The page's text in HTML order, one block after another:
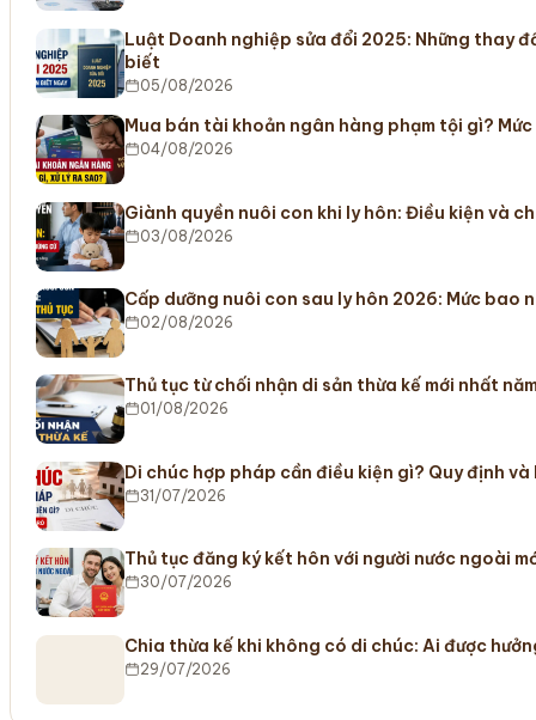
Luật Doanh nghiệp sửa đổi 2025: Những thay
biết
05/08/2026
Mua bán tài khoản ngân hàng phạm tội gì?
04/08/2026
Giành quyền nuôi con khi ly hôn: Điều kiện và
03/08/2026
Cấp dưỡng nuôi con sau ly hôn 2026: Mức bao
02/08/2026
Thủ tục từ chối nhận di sản thừa kế mới nhất
01/08/2026
Di chúc hợp pháp cần điều kiện gì? Quy định và
31/07/2026
Thủ tục đăng ký kết hôn với người nước ngoài
30/07/2026
Chia thừa kế khi không có di chúc: Ai được
29/07/2026